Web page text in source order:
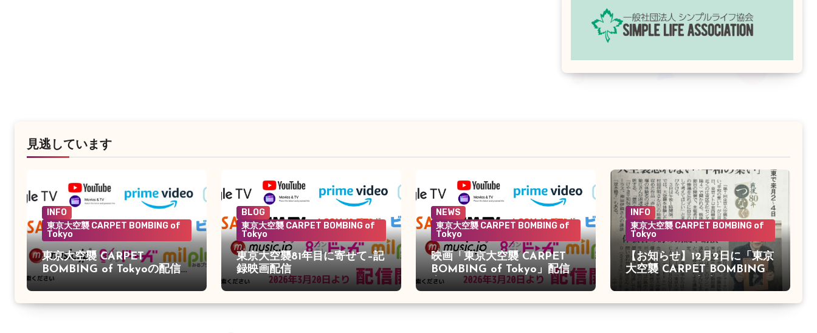
見逃しています
INFO
東京大空襲 CARPET BOMBING of
Tokyo
東京大空襲 CARPET
BOMBING of Tokyoの配信が
始まりました。
BLOG
東京大空襲 CARPET BOMBING of
Tokyo
東京大空襲81年目に寄せて–記
録映画配信
NEWS
東京大空襲 CARPET BOMBING of
Tokyo
映画「東京大空襲 CARPET
BOMBING of Tokyo」配信決
定
INFO
東京大空襲 CARPET BOMBING of
Tokyo
【お知らせ】12月2日に「東京
大空襲 CARPET BOMBING
of Tokyo」の上映会がありま
す